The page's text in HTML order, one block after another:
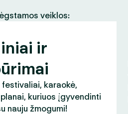
veiklos:
ir
festivaliai, karaokė,
kuriuos įgyvendinti
nauju žmogumi!